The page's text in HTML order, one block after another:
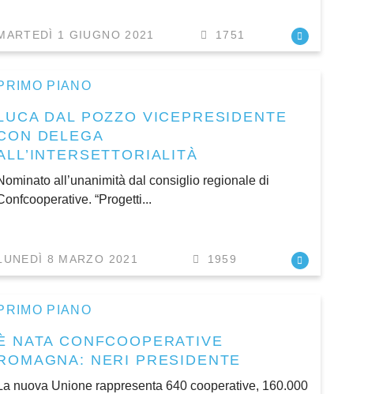
1 GIUGNO 2021 1751
PIANO
DAL POZZO VICEPRESIDENTE
DELEGA
all’unanimità dal consiglio regionale di
“Progetti...
8 MARZO 2021 1959
PIANO
NATA CONFCOOPERATIVE
NERI PRESIDENTE
nuova Unione rappresenta 640 cooperative, 160.000